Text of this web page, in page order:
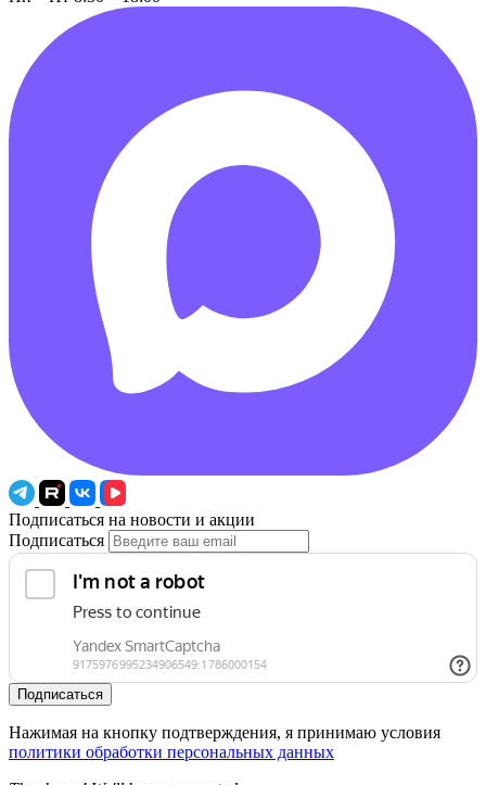
Подписаться на новости и акции
Подписаться
Подписаться
Нажимая на кнопку подтверждения, я принимаю условия
политики обработки персональных данных